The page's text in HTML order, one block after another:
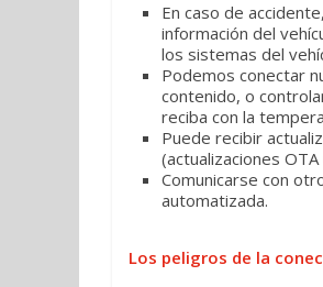
En caso de
información del
los sistemas del
Podemos conectar
contenido, o
reciba con la
Puede recibir
(actualizaciones OTA
Comunicarse con
automatizada.
Los peligros de la